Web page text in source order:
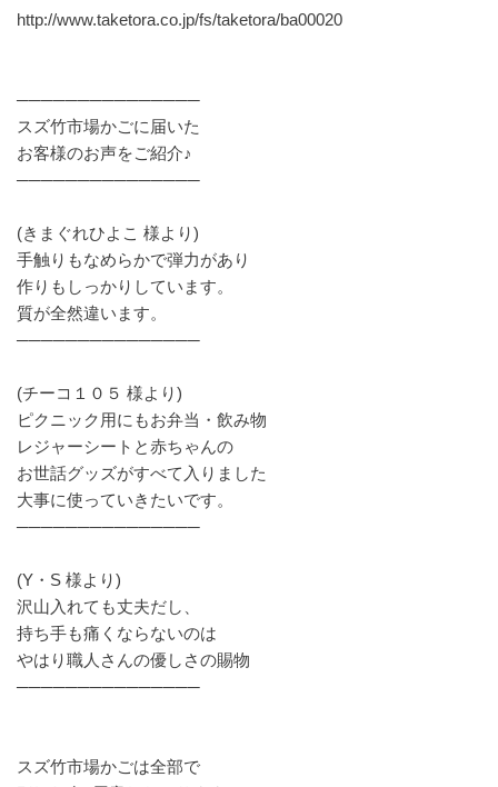
http://www.taketora.co.jp/fs/taketora/ba00020
───────────────
スズ竹市場かごに届いた
お客様のお声をご紹介♪
───────────────
(きまぐれひよこ 様より)
手触りもなめらかで弾力があり
作りもしっかりしています。
質が全然違います。
───────────────
(チーコ１０５ 様より)
ピクニック用にもお弁当・飲み物
レジャーシートと赤ちゃんの
お世話グッズがすべて入りました
大事に使っていきたいです。
───────────────
(Y・S 様より)
沢山入れても丈夫だし、
持ち手も痛くならないのは
やはり職人さんの優しさの賜物
───────────────
スズ竹市場かごは全部で